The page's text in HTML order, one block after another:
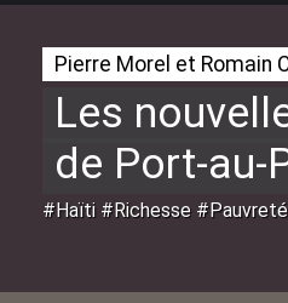
Pierre Morel et Romain
Les
de Port-au-
#Haïti #Richesse